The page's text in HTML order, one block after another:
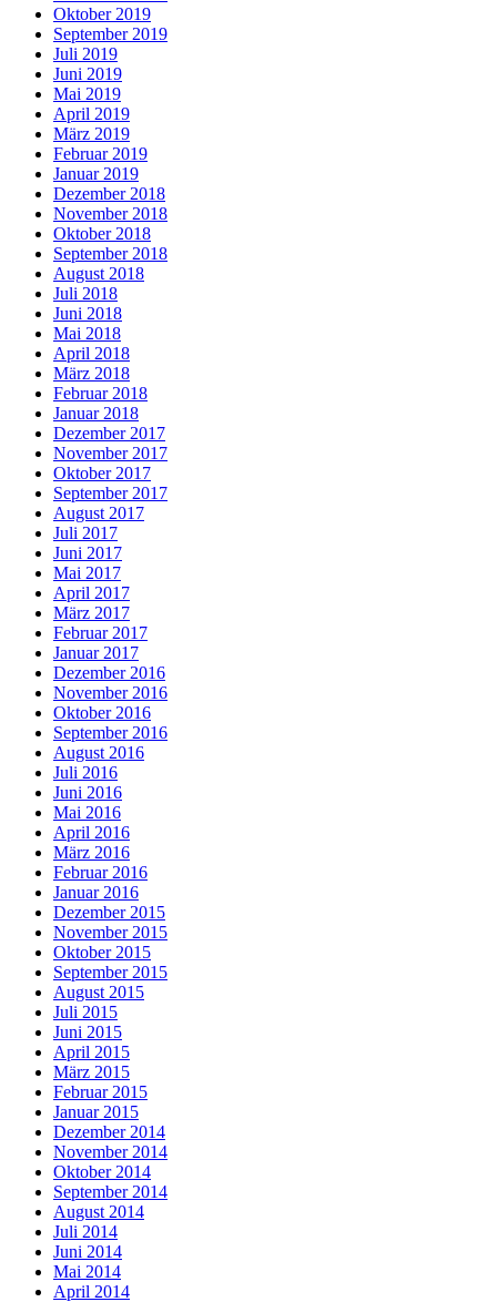
Oktober 2019
September 2019
Juli 2019
Juni 2019
Mai 2019
April 2019
März 2019
Februar 2019
Januar 2019
Dezember 2018
November 2018
Oktober 2018
September 2018
August 2018
Juli 2018
Juni 2018
Mai 2018
April 2018
März 2018
Februar 2018
Januar 2018
Dezember 2017
November 2017
Oktober 2017
September 2017
August 2017
Juli 2017
Juni 2017
Mai 2017
April 2017
März 2017
Februar 2017
Januar 2017
Dezember 2016
November 2016
Oktober 2016
September 2016
August 2016
Juli 2016
Juni 2016
Mai 2016
April 2016
März 2016
Februar 2016
Januar 2016
Dezember 2015
November 2015
Oktober 2015
September 2015
August 2015
Juli 2015
Juni 2015
April 2015
März 2015
Februar 2015
Januar 2015
Dezember 2014
November 2014
Oktober 2014
September 2014
August 2014
Juli 2014
Juni 2014
Mai 2014
April 2014